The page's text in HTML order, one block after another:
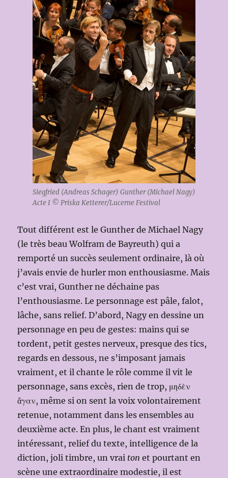
Siegfried (Andreas Schager) Gunther (Michael Nagy)
Acte I © Priska Ketterer/Lucerne Festival
Tout différent est le Gunther de Michael Nagy
(le très beau Wolfram de Bayreuth) qui a
remporté un succès seulement ordinaire, là où
j’avais envie de hurler mon enthousiasme. Mais
c’est vrai, Gunther ne déchaine pas
l’enthousiasme. Le personnage est pâle, falot,
lâche, sans relief. D’abord, Nagy en dessine un
personnage en peu de gestes: mains qui se
tordent, petit gestes nerveux, presque des tics,
regards en dessous, ne s’imposant jamais
vraiment, et il chante le rôle comme il vit le
personnage, sans excès, rien de trop, μηδὲν
ἄγαν, même si on sent la voix volontairement
retenue, notamment dans les ensembles au
deuxième acte. En plus, le chant est vraiment
intéressant, relief du texte, intelligence de la
diction, joli timbre, un vrai tonet pourtant en
scène une extraordinaire modestie, il est